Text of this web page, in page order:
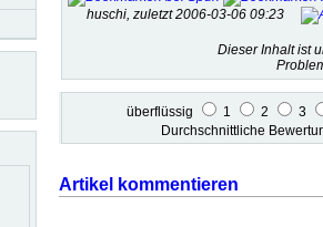
huschi, zuletzt 2006-03-06 09:23
Dieser Inhalt ist
überflüssig 1 2
3
Durchschnittliche
Artikel kommentieren